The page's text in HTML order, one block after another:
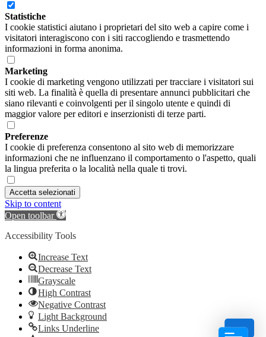
Statistiche
I cookie statistici aiutano i proprietari del sito web a capire come i
visitatori interagiscono con i siti raccogliendo e trasmettendo
informazioni in forma anonima.
Marketing
I cookie di marketing vengono utilizzati per tracciare i visitatori sui
siti web. La finalità è quella di presentare annunci pubblicitari che
siano rilevanti e coinvolgenti per il singolo utente e quindi di
maggior valore per editori e inserzionisti di terze parti.
Preferenze
I cookie di preferenza consentono al sito web di memorizzare
informazioni che ne influenzano il comportamento o l'aspetto, quali
la lingua preferita o la località nella quale ti trovi.
Accetta selezionati
Skip to content
Open toolbar
Accessibility Tools
Increase Text
Decrease Text
Grayscale
High Contrast
Negative Contrast
Light Background
Links Underline